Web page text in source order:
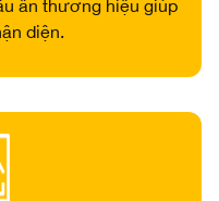
ấn thương hiệu giúp
diện.